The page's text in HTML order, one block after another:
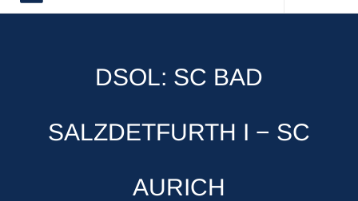
DSOL: SC BAD
SALZDETFURTH I − SC
AURICH